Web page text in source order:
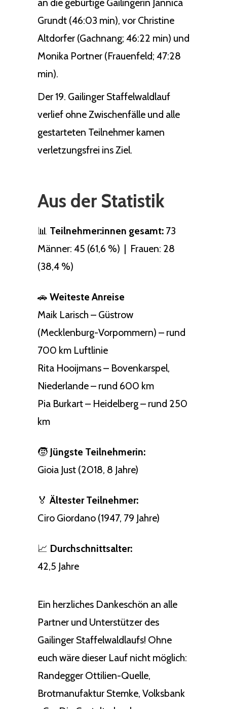
an die gebürtige Gailingerin Jannica
Grundt (46:03 min), vor Christine
Altdorfer (Gachnang; 46:22 min) und
Monika Portner (Frauenfeld; 47:28
min).
Der 19. Gailinger Staffelwaldlauf
verlief ohne Zwischenfälle und alle
gestarteten Teilnehmer kamen
verletzungsfrei ins Ziel.
Aus der Statistik
📊 Teilnehmer:innen gesamt: 73
Männer: 45 (61,6 %) | Frauen: 28
(38,4 %)
🚗 Weiteste Anreise
Maik Larisch – Güstrow
(Mecklenburg-Vorpommern) – rund
700 km Luftlinie
Rita Hooijmans – Bovenkarspel,
Niederlande – rund 600 km
Pia Burkart – Heidelberg – rund 250
km
🧒 Jüngste Teilnehmerin:
Gioia Just (2018, 8 Jahre)
🏅 Ältester Teilnehmer:
Ciro Giordano (1947, 79 Jahre)
📈 Durchschnittsalter:
42,5 Jahre
Ein herzliches Dankeschön an alle
Partner und Unterstützer des
Gailinger Staffelwaldlaufs! Ohne
euch wäre dieser Lauf nicht möglich:
Randegger Ottilien-Quelle,
Brotmanufaktur Stemke, Volksbank